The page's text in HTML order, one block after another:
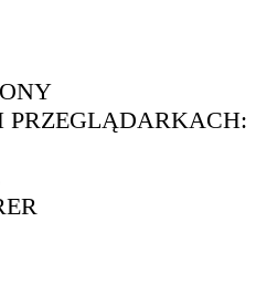
PRZEGLĄDARKACH: